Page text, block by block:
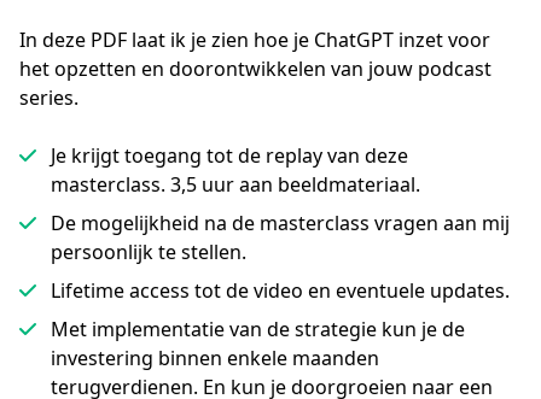
In deze PDF laat ik je zien hoe je ChatGPT inzet voor
het opzetten en doorontwikkelen van jouw podcast
series.
Je krijgt toegang tot de replay van deze
masterclass. 3,5 uur aan beeldmateriaal.
De mogelijkheid na de masterclass vragen aan mij
persoonlijk te stellen.
Lifetime access tot de video en eventuele updates.
Met implementatie van de strategie kun je de
investering binnen enkele maanden
terugverdienen. En kun je doorgroeien naar een